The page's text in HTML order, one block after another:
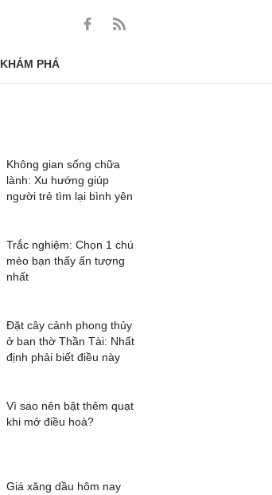
KHÁM PHÁ
Không gian sống chữa
lành: Xu hướng giúp
người trẻ tìm lại bình yên
Trắc nghiệm: Chọn 1 chú
mèo bạn thấy ấn tượng
nhất
Đặt cây cảnh phong thủy
ở ban thờ Thần Tài: Nhất
định phải biết điều này
Vì sao nên bật thêm quạt
khi mở điều hoà?
Giá xăng dầu hôm nay